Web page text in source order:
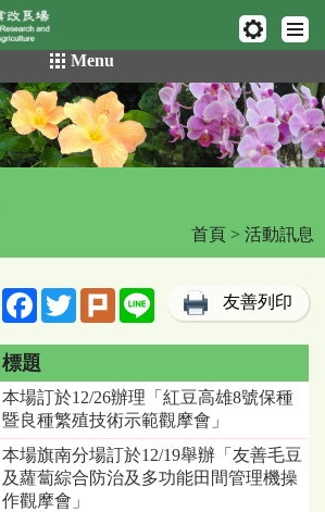
Menu
首頁 > 活動訊息
FacebookTwitterPlurk Line 友善列印
標題
本場訂於12/26辦理「紅豆高雄8號保種
暨良種繁殖技術示範觀摩會」
本場旗南分場訂於12/19舉辦「友善毛豆
及蘿蔔綜合防治及多功能田間管理機操
作觀摩會」